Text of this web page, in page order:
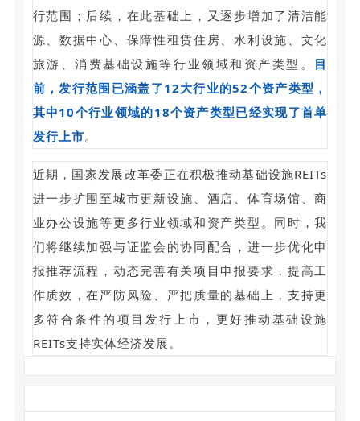
行范围；后续，在此基础上，又逐步增加了清洁能
源、数据中心、保障性租赁住房、水利设施、文化
旅游、消费基础设施等行业领域和资产类型。 目
前，发行范围已涵盖了12大行业的52个资产类型，
其中10个行业领域的18个资产类型已经实现了首单
发行上市。
近期，国家发展改革委正在积极推动基础设施REITs
进一步扩围至城市更新设施、酒店、体育场馆、商
业办公设施等更多行业领域和资产类型。同时，我
们将继续加强与证监会的协同配合，进一步优化申
报推荐流程，动态完善有关项目申报要求，提高工
作质效，在严防风险、严把质量的基础上，支持更
多符合条件的项目发行上市，更好推动基础设施
REITs支持实体经济发展。